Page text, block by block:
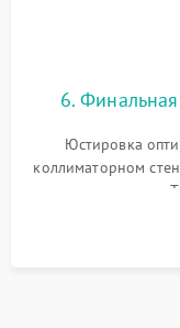
6.
Юстировка
коллиматорном
ударном стенде.
темноте,